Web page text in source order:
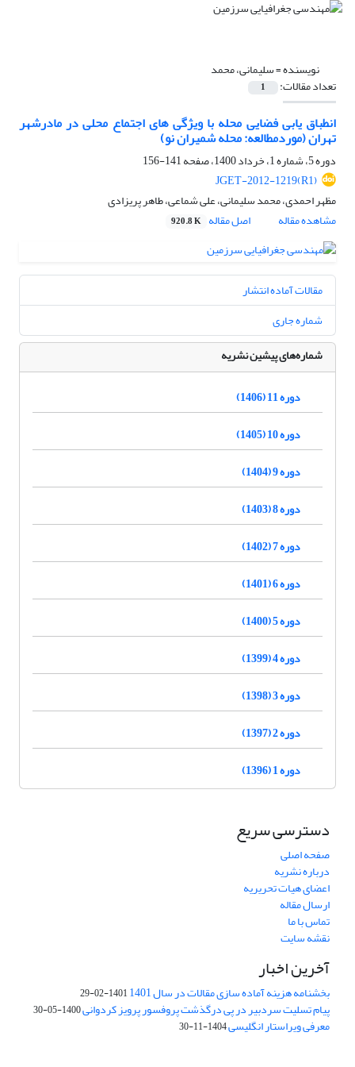
نویسنده =سلیمانی، محمد
تعداد مقالات: 1
انطباق یابی فضایی محله با ویژگی های اجتماع محلی در مادرشهر
تهران (موردمطالعه: محله شمیران نو)
دوره 5، شماره 1، خرداد 1400، صفحه
141-156
JGET-2012-1219(R1)
مظهر احمدی، محمد سلیمانی، علی شماعی، طاهر پریزادی
مشاهده مقاله
اصل مقاله 920.8 K
مقالات آماده انتشار
شماره جاری
شماره‌های پیشین نشریه
دوره 11 (1406)
دوره 10 (1405)
دوره 9 (1404)
دوره 8 (1403)
دوره 7 (1402)
دوره 6 (1401)
دوره 5 (1400)
دوره 4 (1399)
دوره 3 (1398)
دوره 2 (1397)
دوره 1 (1396)
دسترسی سریع
صفحه اصلی
درباره نشریه
اعضای هیات تحریریه
ارسال مقاله
تماس با ما
نقشه سایت
آخرین اخبار
بخشنامه هزینه آماده سازی مقالات در سال 1401 1401-02-29
پیام تسلیت سردبیر در پی درگذشت پروفسور پرویز کردوانی1400-05-30
معرفی ویراستار انگلیسی1404-11-30